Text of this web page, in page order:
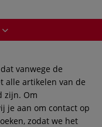
vanwege de
alle artikelen van de
zijn. Om
je aan om contact op
zodat we het